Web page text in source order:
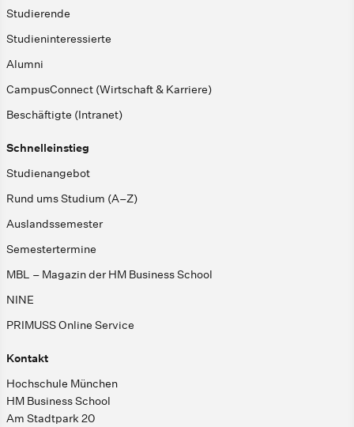
Studierende
Studieninteressierte
Alumni
CampusConnect (Wirtschaft & Karriere)
Beschäftigte (Intranet)
Schnelleinstieg
Studienangebot
Rund ums Studium (A–Z)
Auslandssemester
Semestertermine
MBL – Magazin der HM Business School
NINE
PRIMUSS Online Service
Kontakt
Hochschule München
HM Business School
Am Stadtpark 20